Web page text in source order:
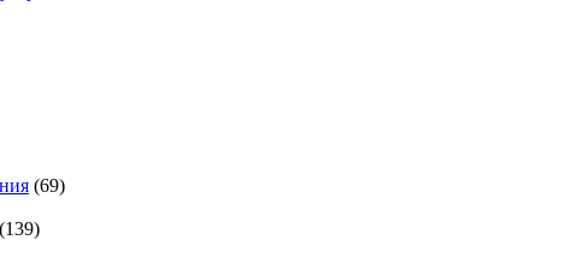
(69)
(139)